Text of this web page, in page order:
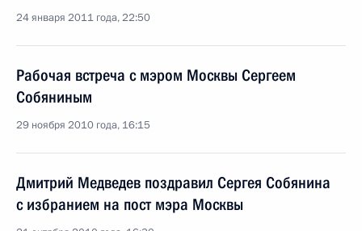
24 января 2011 года, 22:50
Рабочая встреча с мэром Москвы Сергеем
Собяниным
29 ноября 2010 года, 16:15
Дмитрий Медведев поздравил Сергея Собянина
с избранием на пост мэра Москвы